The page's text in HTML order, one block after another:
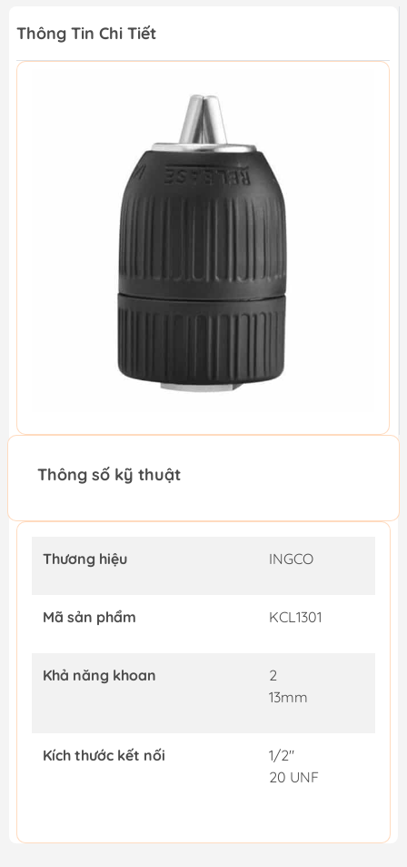
Thông Tin Chi Tiết
Thông số kỹ thuật
Thương hiệu INGCO
Mã sản phẩm KCL1301
Khả năng khoan
2
13mm
Kích thước kết nối
1/2"
20 UNF